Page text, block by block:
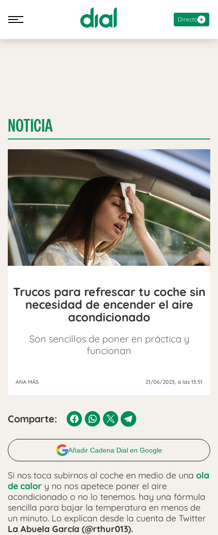
Directo
NOTICIA
Trucos para refrescar tu coche sin
necesidad de encender el aire
acondicionado
Son sencillos de poner en práctica y
funcionan
ANA MÁS 21/06/2023 , a las 13:51
Comparte:
Añadir Cadena Dial en Google
Si nos toca subirnos al coche en medio de una ola
de calor y no nos apetece poner el aire
acondicionado o no lo tenemos. hay una fórmula
sencilla para bajar la temperatura en menos de
un minuto. Lo explican desde la cuenta de Twitter
La Abuela García (@rthur013).